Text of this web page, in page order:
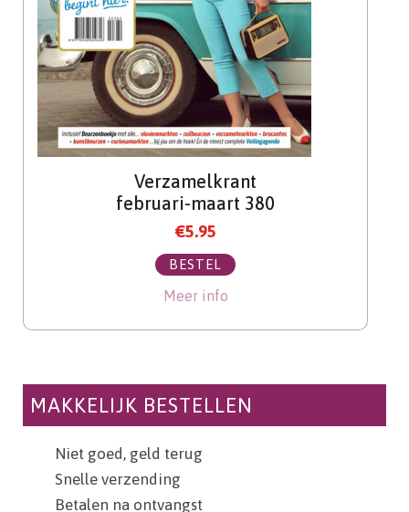
Verzamelkrant
februari-maart 380
€5.95
BESTEL
Meer info
MAKKELIJK BESTELLEN
Niet goed, geld terug
Snelle verzending
Betalen na ontvangst